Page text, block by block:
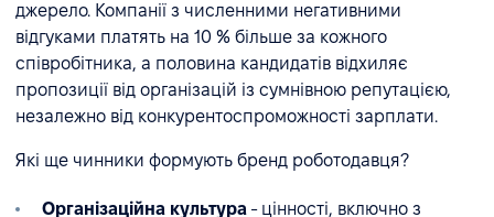
джерело. Компанії з численними негативними
відгуками платять на 10 % більше за кожного
співробітника, а половина кандидатів відхиляє
пропозиції від організацій із сумнівною репутацією,
незалежно від конкурентоспроможності зарплати.
Які ще чинники формують бренд роботодавця?
Організаційна культура - цінності, включно з